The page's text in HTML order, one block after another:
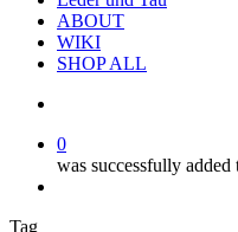
ABOUT
WIKI
SHOP ALL
0
was successfully added
Tag